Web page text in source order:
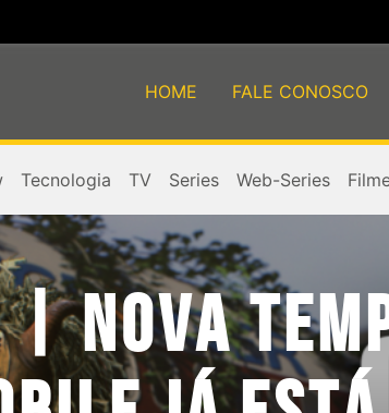
HOME FALE CONOSCO
Tecnologia TV Series Web-Series
NOVA